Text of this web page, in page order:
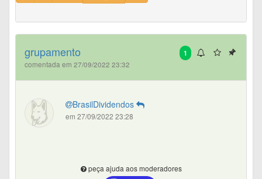
1
grupamento
comentada em 27/09/2022 23:32
BrasilDividendos
em 27/09/2022 23:28
peça ajuda aos moderadores